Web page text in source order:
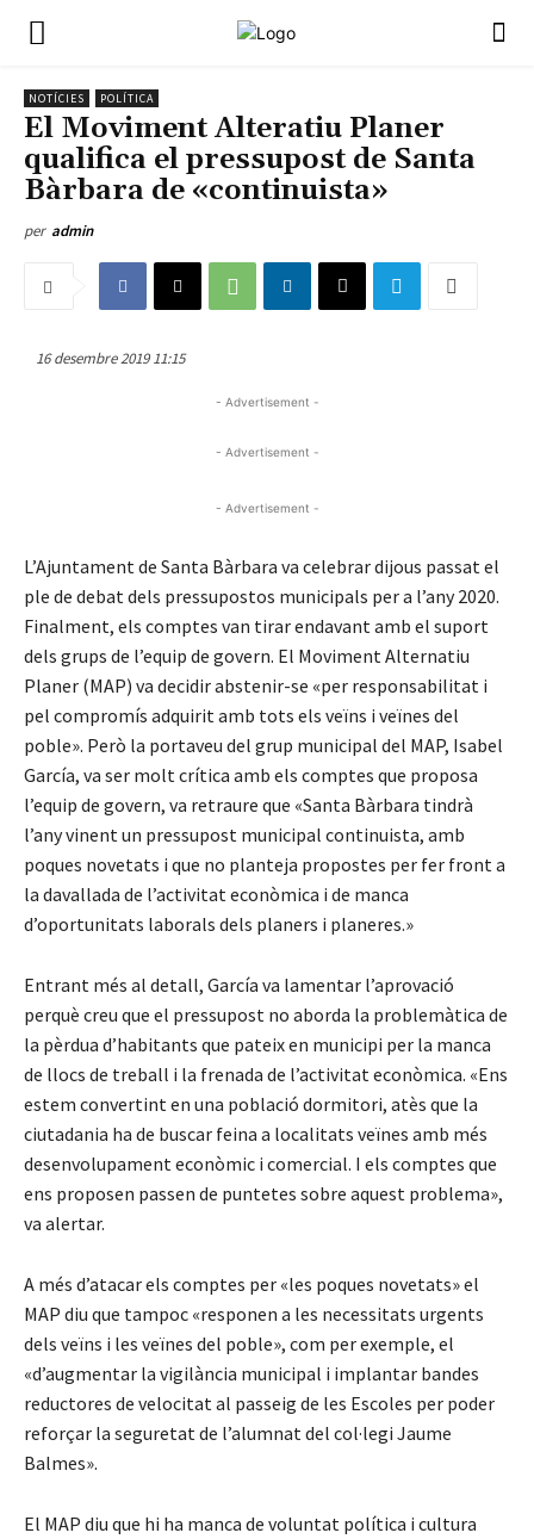
NOTÍCIES POLÍTICA
El Moviment Alteratiu Planer
qualifica el pressupost de Santa
Bàrbara de «continuista»
per admin
16 desembre 2019 11:15
- Advertisement -
- Advertisement -
- Advertisement -
L’Ajuntament de Santa Bàrbara va celebrar dijous passat el
ple de debat dels pressupostos municipals per a l’any 2020.
Finalment, els comptes van tirar endavant amb el suport
dels grups de l’equip de govern. El Moviment Alternatiu
Planer (MAP) va decidir abstenir-se «per responsabilitat i
pel compromís adquirit amb tots els veïns i veïnes del
poble». Però la portaveu del grup municipal del MAP, Isabel
García, va ser molt crítica amb els comptes que proposa
l’equip de govern, va retraure que «Santa Bàrbara tindrà
l’any vinent un pressupost municipal continuista, amb
poques novetats i que no planteja propostes per fer front a
la davallada de l’activitat econòmica i de manca
d’oportunitats laborals dels planers i planeres.»
Entrant més al detall, García va lamentar l’aprovació
perquè creu que el pressupost no aborda la problemàtica de
la pèrdua d’habitants que pateix en municipi per la manca
de llocs de treball i la frenada de l’activitat econòmica. «Ens
estem convertint en una població dormitori, atès que la
ciutadania ha de buscar feina a localitats veïnes amb més
desenvolupament econòmic i comercial. I els comptes que
ens proposen passen de puntetes sobre aquest problema»,
va alertar.
A més d’atacar els comptes per «les poques novetats» el
MAP diu que tampoc «responen a les necessitats urgents
dels veïns i les veïnes del poble», com per exemple, el
«d’augmentar la vigilància municipal i implantar bandes
reductores de velocitat al passeig de les Escoles per poder
reforçar la seguretat de l’alumnat del col·legi Jaume
Balmes».
El MAP diu que hi ha manca de voluntat política i cultura